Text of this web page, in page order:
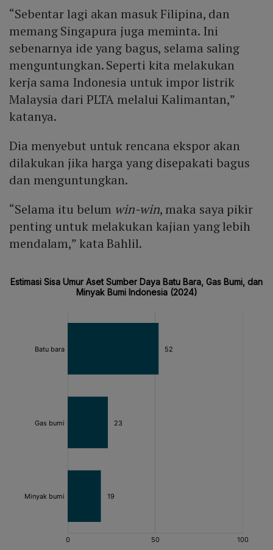
“Sebentar lagi akan masuk Filipina, dan
memang Singapura juga meminta. Ini
sebenarnya ide yang bagus, selama saling
menguntungkan. Seperti kita melakukan
kerja sama Indonesia untuk impor listrik
Malaysia dari PLTA melalui Kalimantan,”
katanya.
Dia menyebut untuk rencana ekspor akan
dilakukan jika harga yang disepakati bagus
dan menguntungkan.
“Selama itu belum win-win, maka saya pikir
penting untuk melakukan kajian yang lebih
mendalam,” kata Bahlil.